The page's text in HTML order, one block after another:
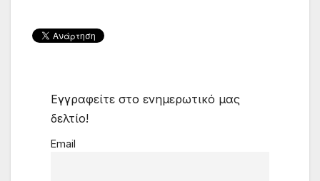
Εγγραφείτε στο ενημερωτικό μας
δελτίο!
Email